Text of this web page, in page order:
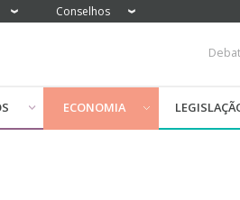
Conselhos
ECONOMIA